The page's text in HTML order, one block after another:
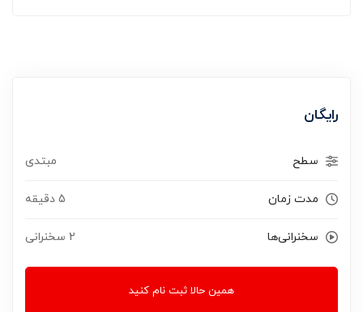
رایگان
سطح مبتدی
مدت زمان 5 دقیقه
سخنرانی‌ها 2 سخنرانی‌
همین حالا ثبت نام کنید